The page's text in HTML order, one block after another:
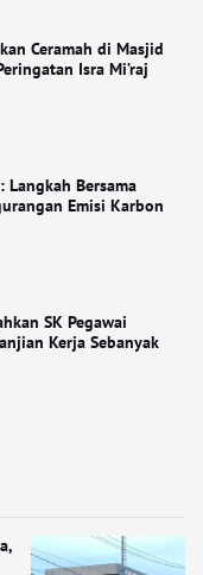
Ceramah di Masjid
Isra Mi’raj
Langkah Bersama
Emisi Karbon
SK Pegawai
Kerja Sebanyak